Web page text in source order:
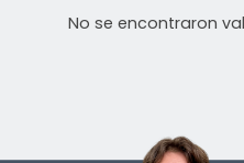
No se encontraron